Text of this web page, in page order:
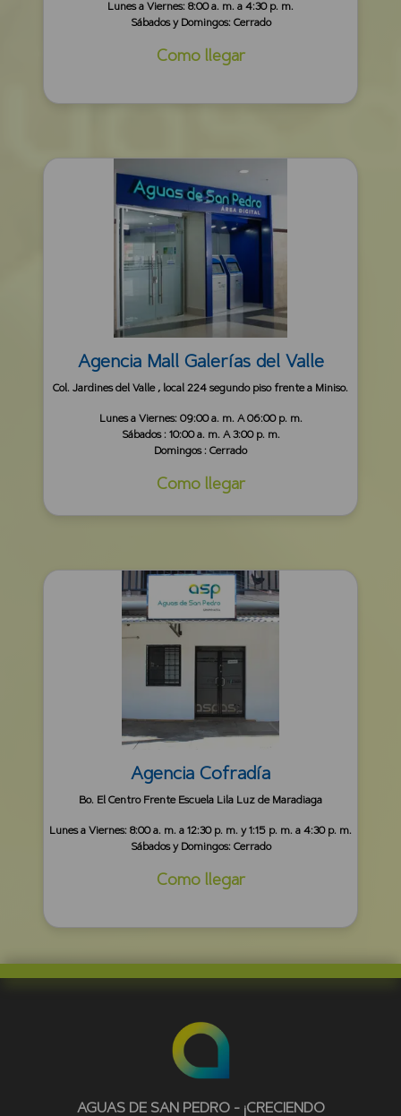
Lunes a Viernes: 8:00 a. m. a 4:30 p. m.
Sábados y Domingos: Cerrado
Como llegar
Agencia Mall Galerías del Valle
Col. Jardines del Valle , local 224 segundo piso frente a Miniso.
Lunes a Viernes: 09:00 a. m. A 06:00 p. m.
Sábados : 10:00 a. m. A 3:00 p. m.
Domingos : Cerrado
Como llegar
Agencia Cofradía
Bo. El Centro Frente Escuela Lila Luz de Maradiaga
Lunes a Viernes: 8:00 a. m. a 12:30 p. m. y 1:15 p. m. a 4:30 p. m.
Sábados y Domingos: Cerrado
Como llegar
AGUAS DE SAN PEDRO - ¡CRECIENDO